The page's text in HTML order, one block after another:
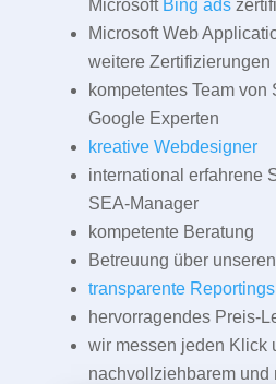
Microsoft Bing ads
Microsoft Web
weitere Zertifizierungen
kompetentes Team von
Google Experten
kreative Webdesigner
international erfahrene
SEA-Manager
kompetente Beratung
Betreuung über
transparente Reportings
hervorragendes Preis-
wir messen jeden Klick
nachvollziehbarem und